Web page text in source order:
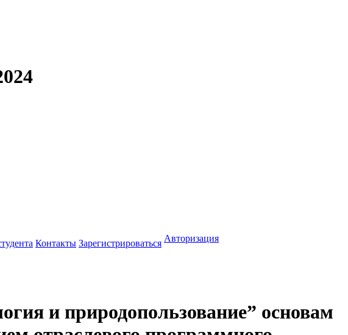
Контакты Зарегистрироваться Авторизация
и природопользование” основам